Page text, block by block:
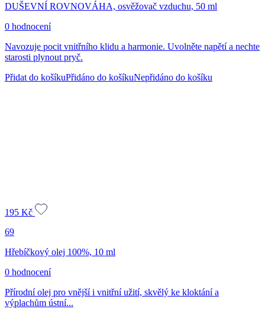
DUŠEVNÍ ROVNOVÁHA, osvěžovač vzduchu, 50 ml
0 hodnocení
Navozuje pocit vnitřního klidu a harmonie. Uvolněte napětí a nechte
starosti plynout pryč.
Přidat do košíkuPřidáno do košíkuNepřidáno do košíku
195 Kč
69
Hřebíčkový olej 100%, 10 ml
0 hodnocení
Přírodní olej pro vnější i vnitřní užití, skvělý ke kloktání a
výplachům ústní...